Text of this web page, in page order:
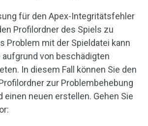
für den Apex-Integritätsfehler
Profilordner des Spiels zu
Problem mit der Spieldatei kann
von beschädigten
In diesem Fall können Sie den
zur Problembehebung
einen neuen erstellen. Gehen Sie